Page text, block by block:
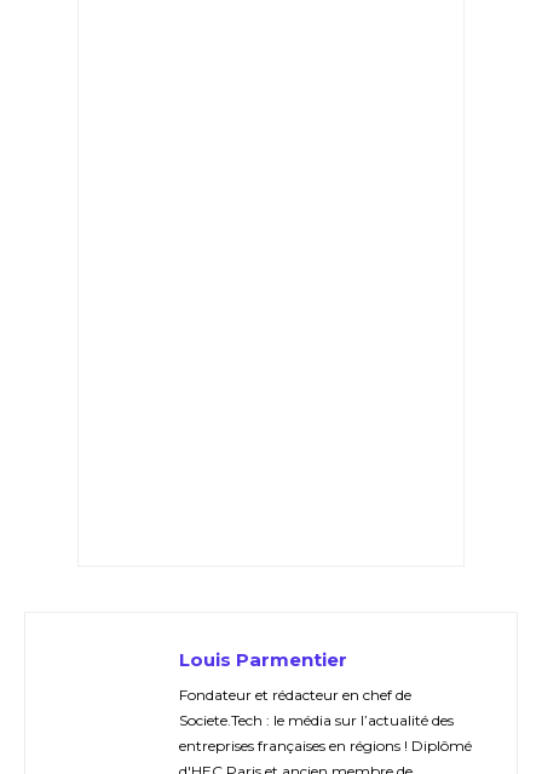
Louis Parmentier
Fondateur et rédacteur en chef de
Societe.Tech : le média sur l’actualité des
entreprises françaises en régions ! Diplômé